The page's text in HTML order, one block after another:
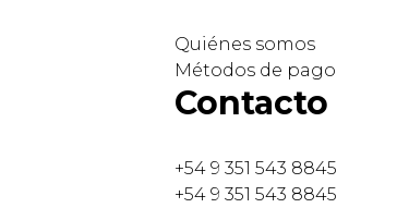
Quiénes somos
Métodos de pago
Contacto
+54 9 351 543 8845
+54 9 351 543 8845